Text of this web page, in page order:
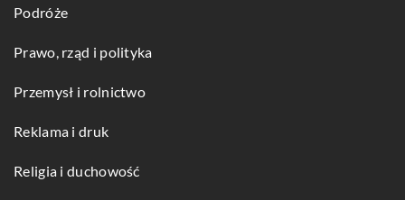
Podróże
Prawo, rząd i polityka
Przemysł i rolnictwo
Reklama i druk
Religia i duchowość